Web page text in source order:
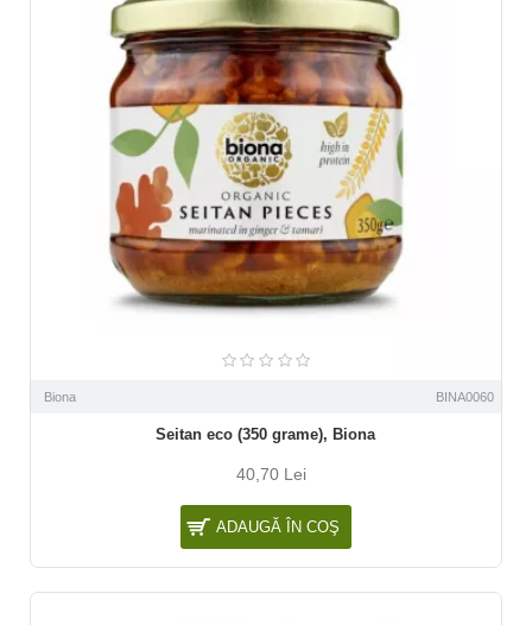
Biona BINA0060
Seitan eco (350 grame), Biona
40,70 Lei
ADAUGĂ ÎN COŞ